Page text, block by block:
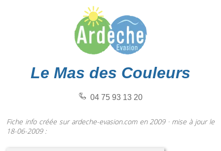
Le Mas des Couleurs
04 75 93 13 20
Fiche info créée sur ardeche-evasion.com en 2009 · mise à jour le
18-06-2009 :